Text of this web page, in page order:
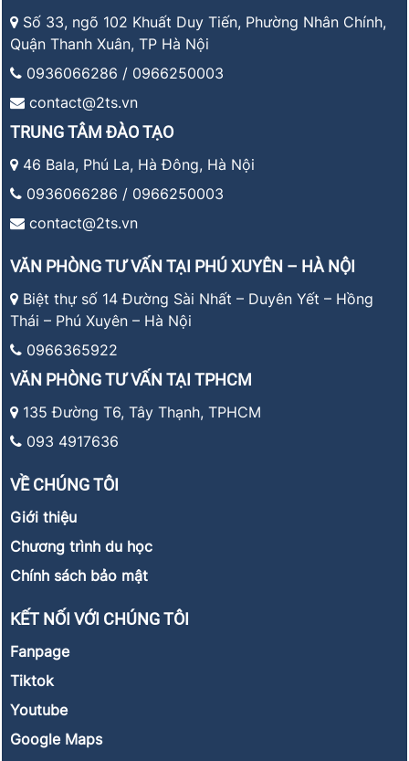
Số 33, ngõ 102 Khuất Duy Tiến, Phường Nhân Chính,
Quận Thanh Xuân, TP Hà Nội
0936066286 / 0966250003
contact@2ts.vn
TRUNG TÂM ĐÀO TẠO
46 Bala, Phú La, Hà Đông, Hà Nội
0936066286 / 0966250003
contact@2ts.vn
VĂN PHÒNG TƯ VẤN TẠI PHÚ XUYÊN – HÀ NỘI
Biệt thự số 14 Đường Sài Nhất – Duyên Yết – Hồng
Thái – Phú Xuyên – Hà Nội
0966365922
VĂN PHÒNG TƯ VẤN TẠI TPHCM
135 Đường T6, Tây Thạnh, TPHCM
093 4917636
VỀ CHÚNG TÔI
Giới thiệu
Chương trình du học
Chính sách bảo mật
KẾT NỐI VỚI CHÚNG TÔI
Fanpage
Tiktok
Youtube
Google Maps